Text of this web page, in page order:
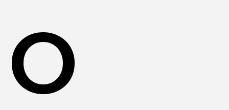
O